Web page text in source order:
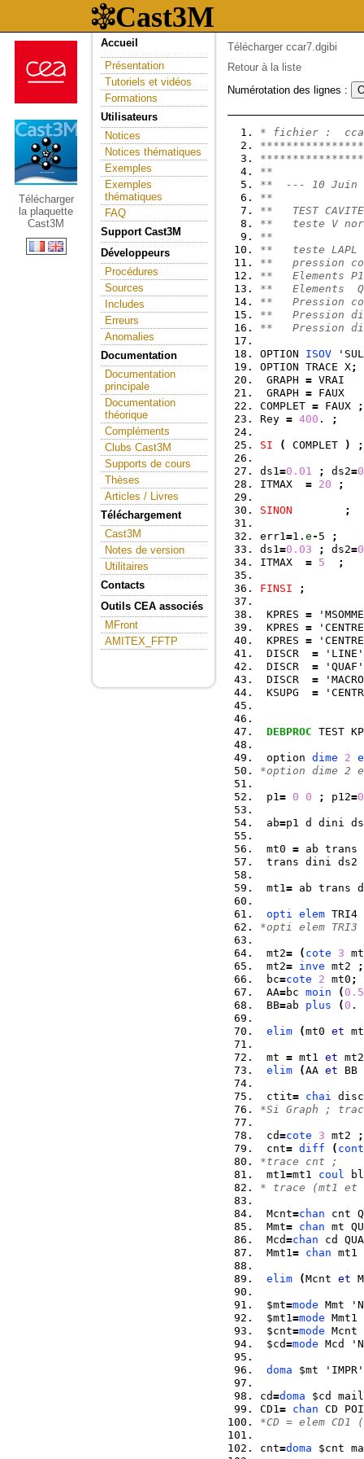
Télécharger
la plaquette
Cast3M
Accueil
Présentation
Tutoriels et vidéos
Formations
Utilisateurs
Notices
Notices thématiques
Exemples
Exemples
thématiques
FAQ
Support Cast3M
Développeurs
Procédures
Sources
Includes
Erreurs
Anomalies
Documentation
Documentation
principale
Documentation
théorique
Compléments
Clubs Cast3M
Supports de cours
Thèses
Articles / Livres
Téléchargement
Cast3M
Notes de version
Utilitaires
Contacts
Outils CEA associés
MFront
AMITEX_FFTP
Télécharger ccar7.dgibi
Retour à la liste
Numérotation des lignes :
* fichier :
**
**  --- 10 Juin
**
**   TEST CAVITE
**   teste V
**
**   teste LAPL
**   pression
**   Elements
**   Elements
**   Pression
**   Pression
**   Pression
OPTION ISOV
OPTION TRACE X;
GRAPH = VRAI
GRAPH = FAUX
COMPLET = FAUX
;
Rey = 400 . ;
SI ( COMPLET ) ;
ds1=0.01 ; ds2=
ITMAX = 20 ;
SINON ;
err1=1. e- 5
;
ds1=0.03 ; ds2=
ITMAX = 5 ;
FINSI ;
KPRES =
KPRES =
KPRES =
DISCR =
DISCR =
DISCR =
KSUPG =
DEBPROC TEST
option dime 2
*option dime 2
p1= 0 0 ; p12=
ab=p1 d dini
mt0 = ab
trans dini
mt1= ab trans
opti elem TRI4
*opti elem
mt2= ( cote 3
mt2= inve mt2
;
bc=cote 2 mt0 ;
AA=bc moin ( 0.5
BB=ab plus ( 0 .
elim (mt0 et
mt = mt1 et
elim
(AA et BB
ctit= chai
*Si Graph ;
cd=cote 3 mt2
;
cnt= diff ( cont
*trace cnt ;
mt1=mt1 coul
* trace (mt1 et
Mcnt=chan cnt
Mmt= chan mt
Mcd=chan cd
Mmt1= chan mt1
elim (Mcnt et
$mt=mode Mmt
$mt1=mode Mmt1
$cnt=mode Mcnt
$cd=mode Mcd
doma $mt
cd=doma $cd
CD1= chan CD
*CD = elem
cnt=doma $cnt